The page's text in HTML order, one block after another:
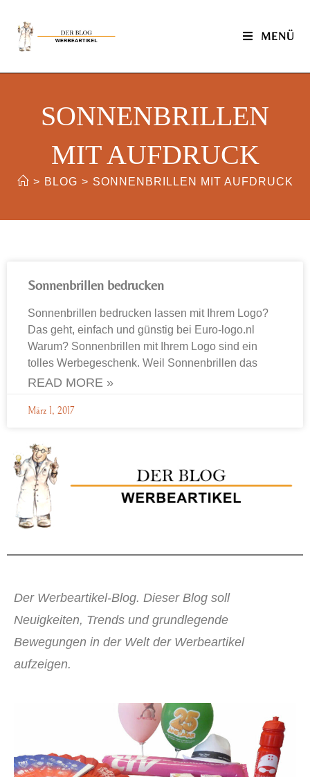
MENÜ
SONNENBRILLEN
MIT AUFDRUCK
> BLOG > SONNENBRILLEN MIT AUFDRUCK
Sonnenbrillen bedrucken
Sonnenbrillen bedrucken lassen mit Ihrem Logo?
Das geht, einfach und günstig bei Euro-logo.nl
Warum? Sonnenbrillen mit Ihrem Logo sind ein
tolles Werbegeschenk. Weil Sonnenbrillen das
READ MORE »
März 1, 2017
Der Werbeartikel-Blog. Dieser Blog soll
Neuigkeiten, Trends und grundlegende
Bewegungen in der Welt der Werbeartikel
aufzeigen.